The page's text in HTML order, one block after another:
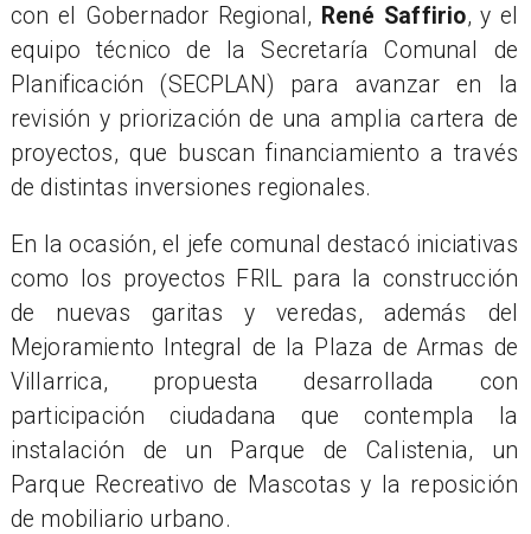
con el Gobernador Regional, René Saffirio, y el
equipo técnico de la Secretaría Comunal de
Planificación (SECPLAN) para avanzar en la
revisión y priorización de una amplia cartera de
proyectos, que buscan financiamiento a través
de distintas inversiones regionales.
En la ocasión, el jefe comunal destacó iniciativas
como los proyectos FRIL para la construcción
de nuevas garitas y veredas, además del
Mejoramiento Integral de la Plaza de Armas de
Villarrica, propuesta desarrollada con
participación ciudadana que contempla la
instalación de un Parque de Calistenia, un
Parque Recreativo de Mascotas y la reposición
de mobiliario urbano.